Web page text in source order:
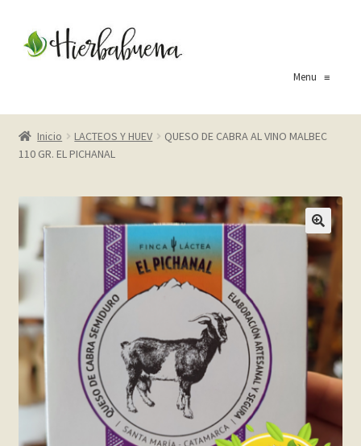
aal
Menu≡
Inicio
About Us
Blog
Carrito
Checkout
Contact
Finalizar compra
Inicio LACTEOS Y HUEV
QUESO DE CABRA AL VINO MALBEC
110 GR. EL PICHANAL
🔍